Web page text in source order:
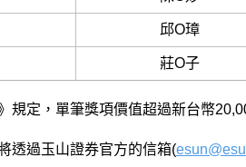
邱O璋
莊O子
規定，單筆獎項價值超過新台幣
透過玉山證券官方的信箱(